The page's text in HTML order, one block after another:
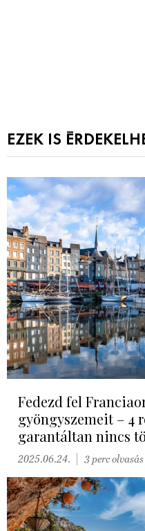
EZEK IS
Fedezd fel
gyöngyszemeit – 4
garantáltan nincs
2025.06.24. 3 perc olvasás